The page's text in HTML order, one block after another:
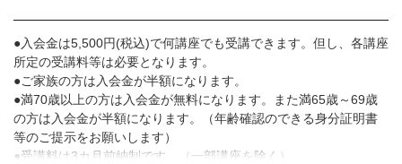
●入会金は5,500円(税込)で何講座でも受講できます。但し、各講座
所定の受講料等は必要となります。
●ご家族の方は入会金が半額になります。
●満70歳以上の方は入会金が無料になります。また満65歳～69歳
の方は入会金が半額になります。（年齢確認のできる身分証明書
等のご提示をお願いします）
●受講料は3カ月前納制です。（一部講座を除く）